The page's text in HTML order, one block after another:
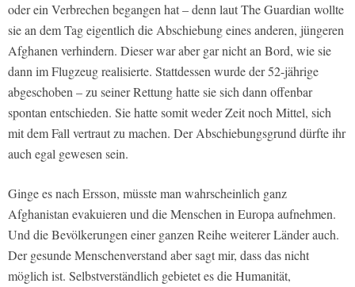
oder ein Verbrechen begangen hat – denn laut The Guardian wollte
sie an dem Tag eigentlich die Abschiebung eines anderen, jüngeren
Afghanen verhindern. Dieser war aber gar nicht an Bord, wie sie
dann im Flugzeug realisierte. Stattdessen wurde der 52-jährige
abgeschoben – zu seiner Rettung hatte sie sich dann offenbar
spontan entschieden. Sie hatte somit weder Zeit noch Mittel, sich
mit dem Fall vertraut zu machen. Der Abschiebungsgrund dürfte ihr
auch egal gewesen sein.
Ginge es nach Ersson, müsste man wahrscheinlich ganz
Afghanistan evakuieren und die Menschen in Europa aufnehmen.
Und die Bevölkerungen einer ganzen Reihe weiterer Länder auch.
Der gesunde Menschenverstand aber sagt mir, dass das nicht
möglich ist. Selbstverständlich gebietet es die Humanität,